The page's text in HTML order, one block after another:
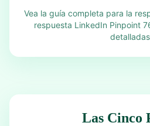
Vea la guía completa para la
respuesta LinkedIn Pinpoint
Las Cinco